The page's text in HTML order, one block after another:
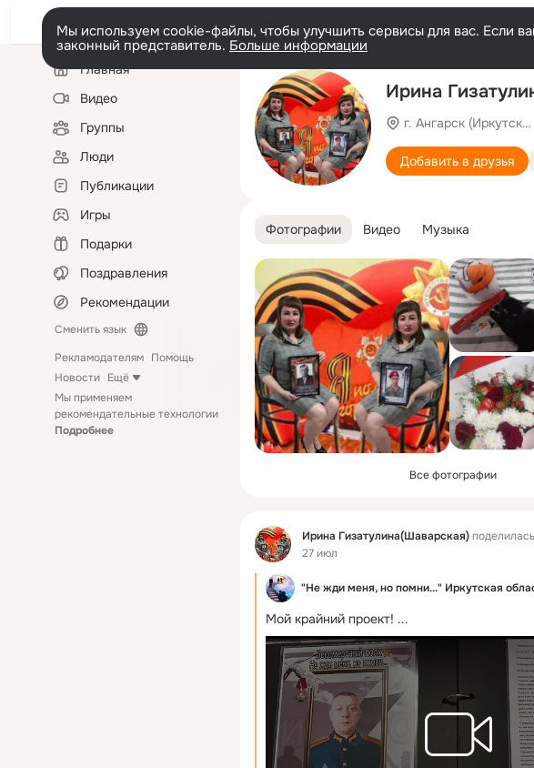
Мы используем cookie-файлы, чтобы улучшить сервисы для вас. Если
законный представитель. Больше информации
Левая
колонкаГлавная
Видео
Группы
Люди
Публикации
Игры
Подарки
Поздравления
Рекомендации
Сменить язык
Рекламодателям Помощь
Новости Ещё
Мы применяем
рекомендательные технологии
Подробнее
Ирина
г. Ангарск
Добавить в друзья
Фотографии Видео Музыка
Все фотографии
Фид Ирина Гизатулина(Шаварская)
27 июл
"Не жди меня, но помни..." Иркутская
Мой крайний проект! ...